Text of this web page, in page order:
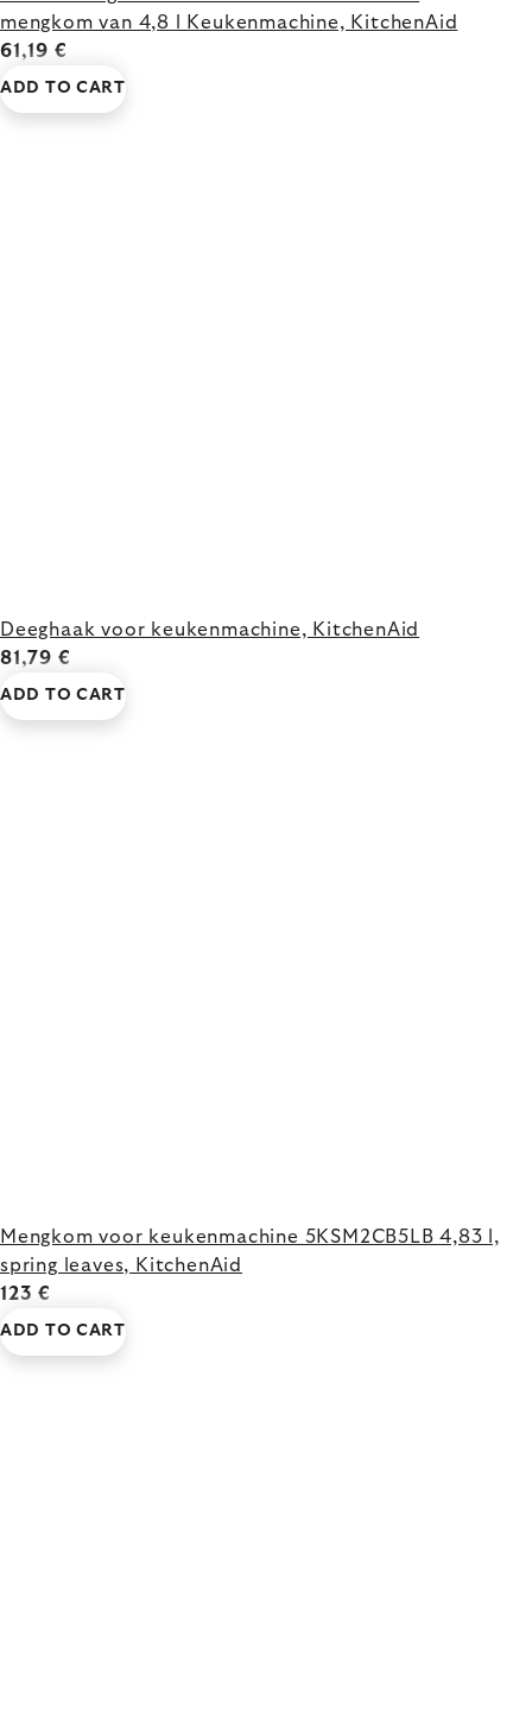
mengkom van 4,8 l Keukenmachine, KitchenAid
61,19 €
ADD TO CART
Deeghaak voor keukenmachine, KitchenAid
81,79 €
ADD TO CART
Mengkom voor keukenmachine 5KSM2CB5LB 4,83 l,
spring leaves, KitchenAid
123 €
ADD TO CART